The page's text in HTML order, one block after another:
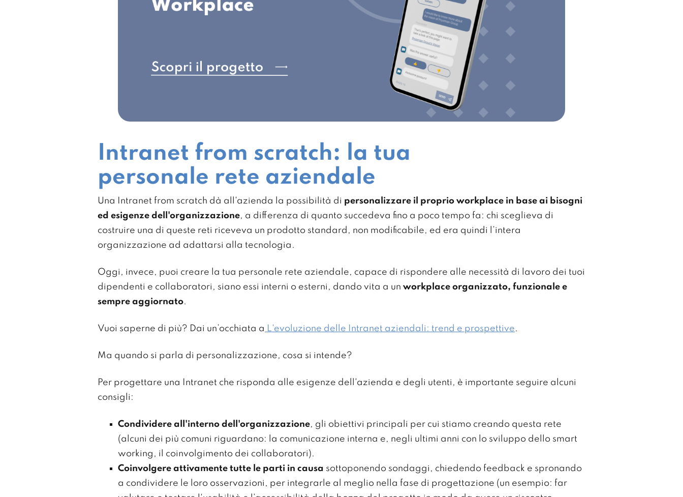
Intranet from scratch: la tua
personale rete aziendale
Una Intranet from scratch dà all'azienda la possibilità di personalizzare il proprio workplace in base ai bisogni
ed esigenze dell'organizzazione, a differenza di quanto succedeva fino a poco tempo fa: chi sceglieva di
costruire una di queste reti riceveva un prodotto standard, non modificabile, ed era quindi l’intera
organizzazione ad adattarsi alla tecnologia.
Oggi, invece, puoi creare la tua personale rete aziendale, capace di rispondere alle necessità di lavoro dei tuoi
dipendenti e collaboratori, siano essi interni o esterni, dando vita a un workplace organizzato, funzionale e
sempre aggiornato.
Vuoi saperne di più? Dai un’occhiata a L'evoluzione delle Intranet aziendali: trend e prospettive.
Ma quando si parla di personalizzazione, cosa si intende?
Per progettare una Intranet che risponda alle esigenze dell'azienda e degli utenti, è importante seguire alcuni
consigli:
Condividere all'interno dell'organizzazione, gli obiettivi principali per cui stiamo creando questa rete
(alcuni dei più comuni riguardano: la comunicazione interna e, negli ultimi anni con lo sviluppo dello smart
working, il coinvolgimento dei collaboratori).
Coinvolgere attivamente tutte le parti in causa sottoponendo sondaggi, chiedendo feedback e spronando
a condividere le loro osservazioni, per integrarle al meglio nella fase di progettazione (un esempio: far